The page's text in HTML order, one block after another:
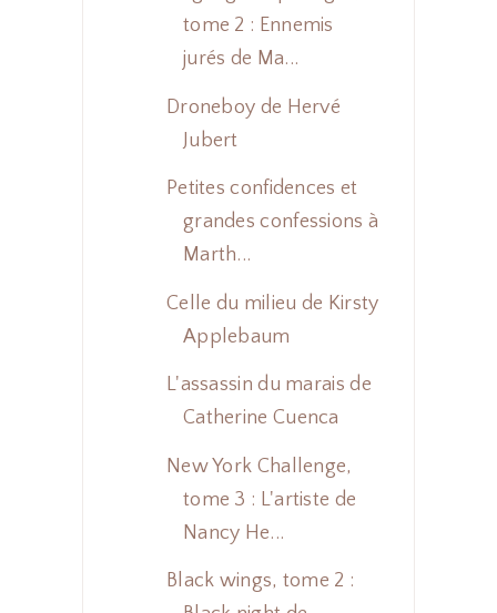
tome 2 : Ennemis
jurés de Ma...
Droneboy de Hervé
Jubert
Petites confidences et
grandes confessions à
Marth...
Celle du milieu de Kirsty
Applebaum
L'assassin du marais de
Catherine Cuenca
New York Challenge,
tome 3 : L'artiste de
Nancy He...
Black wings, tome 2 :